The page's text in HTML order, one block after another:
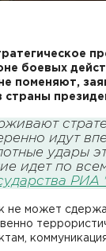
боевых
поменяют,
страны
идут
удары
идет по
РИА
не может